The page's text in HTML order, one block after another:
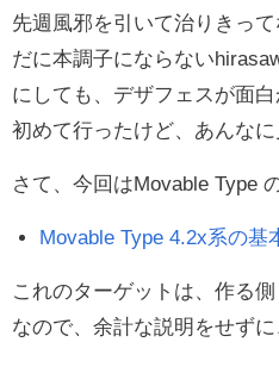
先週風邪を引いて治りきっ
だに本調子にならない
にしても、デザフェスが面白
初めて行ったけど、あんな
さて、今回はMovable Type
Movable Type 4.2x系の
これのターゲットは、作る
なので、余計な説明をせず